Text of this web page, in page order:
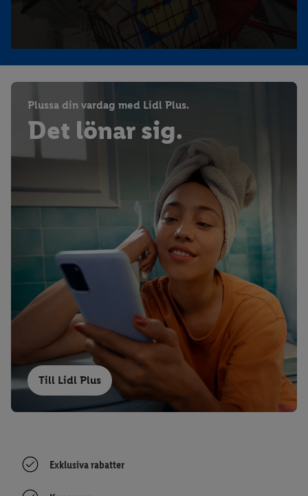
Plussa din vardag med Lidl Plus.
Det lönar sig.
Till Lidl Plus
Exklusiva rabatter